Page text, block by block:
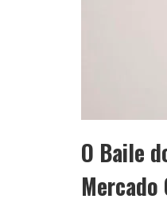
O Baile